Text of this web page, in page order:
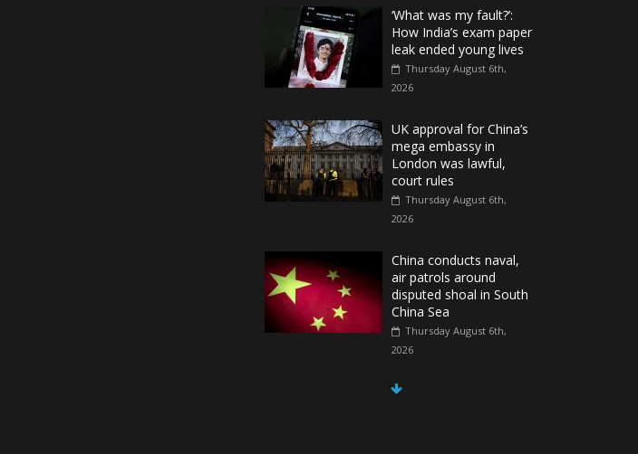
‘What was my fault?’:
How India’s exam paper
leak ended young lives
Thursday August 6th,
2026
UK approval for China’s
mega embassy in
London was lawful,
court rules
Thursday August 6th,
2026
China conducts naval,
air patrols around
disputed shoal in South
China Sea
Thursday August 6th,
2026